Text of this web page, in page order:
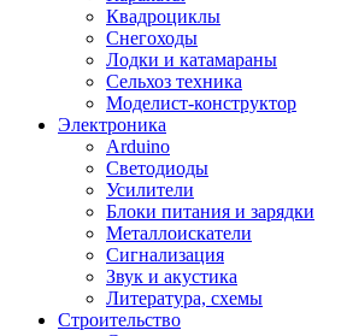
Квадроциклы
Снегоходы
Лодки и катамараны
Сельхоз техника
Моделист-конструктор
Электроника
Arduino
Светодиоды
Усилители
Блоки питания и зарядки
Металлоискатели
Сигнализация
Звук и акустика
Литература, схемы
Строительство